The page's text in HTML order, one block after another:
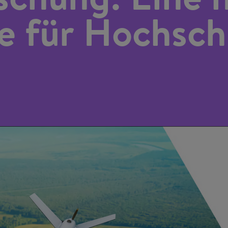
für